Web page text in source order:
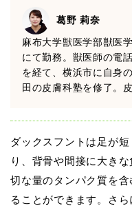
葛野 莉奈
麻布大学獣医学部獣医
にて勤務。獣医師の電
を経て、横浜市に自身
田の皮膚科塾を修了。
ダックスフントは足が
り、背骨や間接に大き
切な量のタンパク質を
ることができます。さ